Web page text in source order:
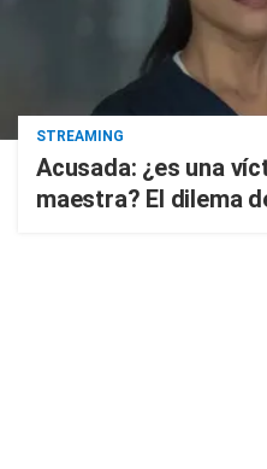
STREAMING
Acusada: ¿es una
maestra? El dilema